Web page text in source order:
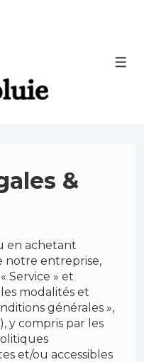
&
en achetant
notre entreprise,
Service » et
modalités et
générales »,
y compris par les
et/ou accessibles